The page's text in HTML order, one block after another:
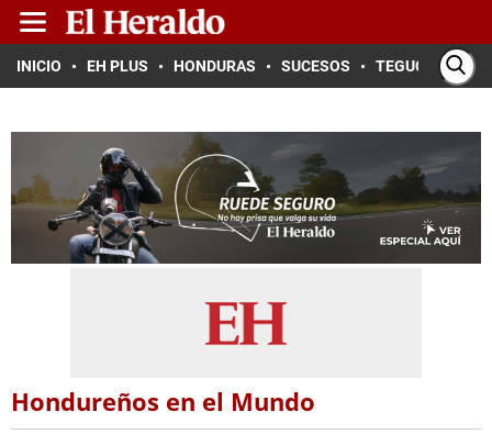
INICIO EH PLUS HONDURAS SUCESOS TEGUCIGALPA
Hondureños en el Mundo